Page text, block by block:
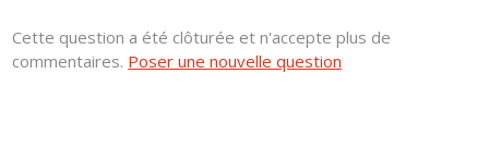
Cette question a été clôturée et n'accepte plus de
commentaires. Poser une nouvelle question